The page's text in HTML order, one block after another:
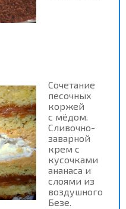
Сочетание
песочных
коржей
с мёдом.
Сливочно-
заварной
крем с
кусочками
ананаса и
слоями из
воздушного
Безе.